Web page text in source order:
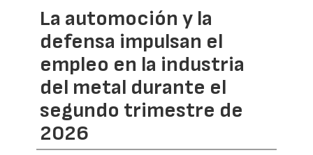
La automoción y la
defensa impulsan el
empleo en la industria
del metal durante el
segundo trimestre de
2026